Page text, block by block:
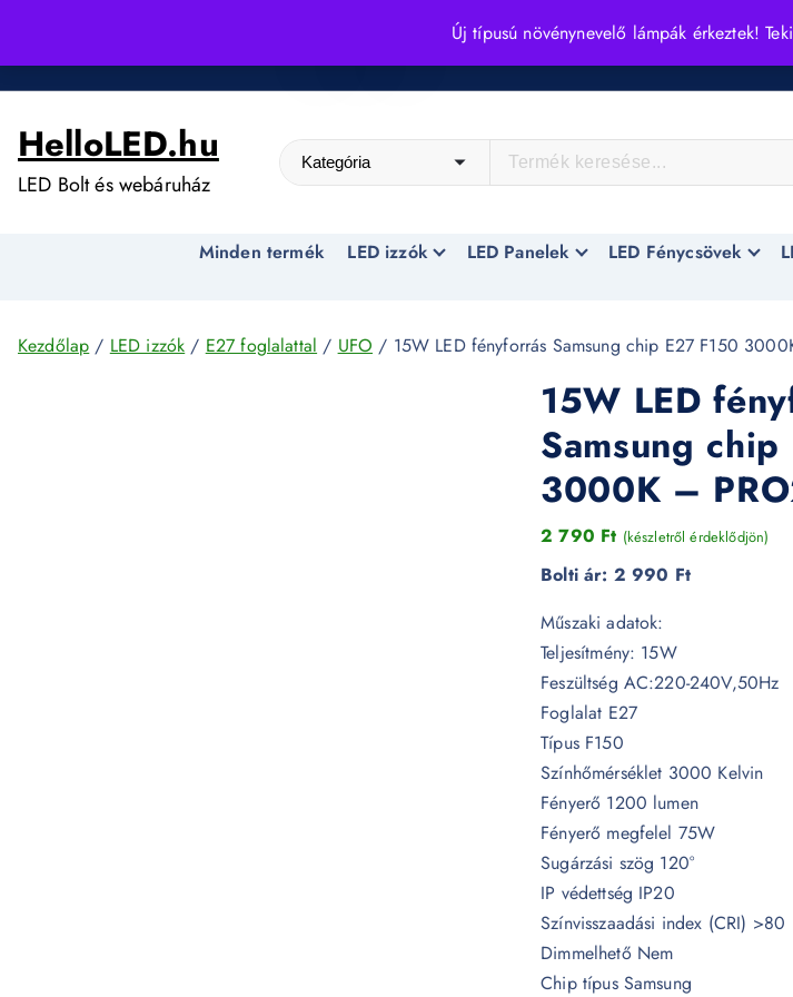
Új típusú növénynevelő lámpák érkeztek!
i
HelloLED.hu
LED Bolt és webáruház
Minden termék LED izzók LED Panelek LED Fénycsövek
Kezdőlap / LED izzók / E27 foglalattal / UFO / 15W LED fényforrás Samsung chip E27 F150
15W LED
Samsung
3000K –
2 790 Ft (készletről érdeklődjön)
Bolti ár: 2 990 Ft
Műszaki adatok:
Teljesítmény: 15W
Feszültség AC:220-240V,50Hz
Foglalat E27
Típus F150
Színhőmérséklet 3000 Kelvin
Fényerő 1200 lumen
Fényerő megfelel 75W
Sugárzási szög 120°
IP védettség IP20
Színvisszaadási index (CRI) >80
Dimmelhető Nem
Chip típus Samsung